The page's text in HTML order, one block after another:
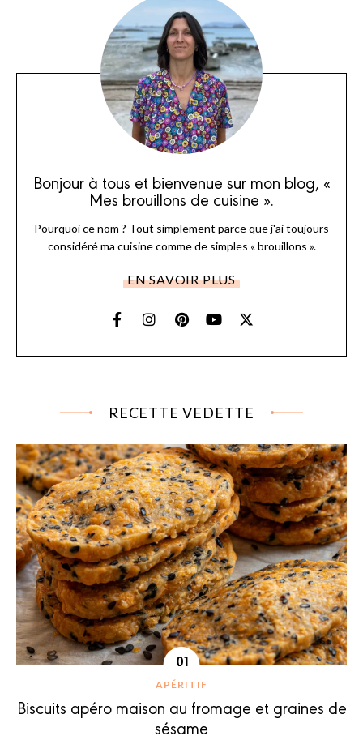
Bonjour à tous et bienvenue sur mon blog, «
Mes brouillons de cuisine ».
Pourquoi ce nom ? Tout simplement parce que j'ai toujours
considéré ma cuisine comme de simples « brouillons ».
EN SAVOIR PLUS
RECETTE VEDETTE
APÉRITIF
Biscuits apéro maison au fromage et graines de
sésame